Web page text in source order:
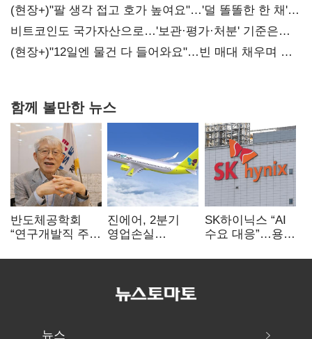
(현장+)"팔 생각 접고 호가 높여요"…'덜 똘똘한 한 채'
20억 키맞추기
비트코인도 국가자산으로…'보관·평가·처분' 기준은
숙제
(현장+)"12일엔 물건 다 들어와요"…빈 매대 채우며 문
함께 볼만한 뉴스
반도체공학회
“연구개발직 주
개선해야”
진에어, 2분기
영업손실
상승 여파
SK하이닉스 “AI
수요 대응”…용인
투자
뉴스